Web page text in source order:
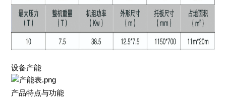
设备产能
产品特点与功能